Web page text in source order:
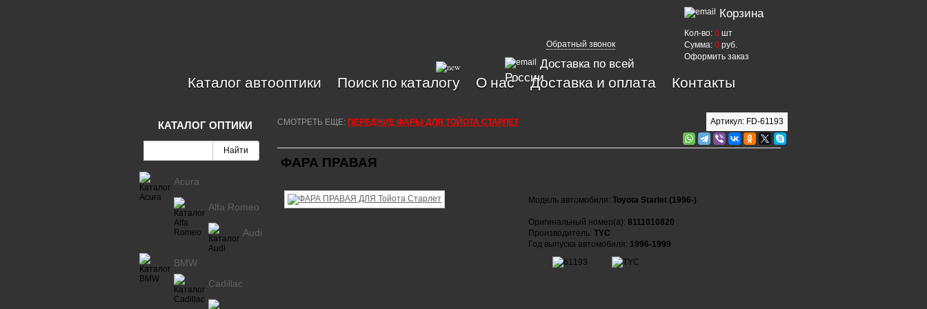
Обратный звонок
Доставка по всей
России
Корзина
Кол-во: 0 шт
Сумма: 0 руб.
Оформить заказ
Каталог автооптики Поиск по каталогу О нас Доставка и оплата Контакты
СМОТРЕТЬ ЕЩЕ: ПЕРЕДНИЕ ФАРЫ ДЛЯ ТОЙОТА СТАРЛЕТ Артикул: FD-61193
ФАРА ПРАВАЯ
Модель автомобиля: Toyota Starlet (1996-)
Оригинальный номер(а): 8111010820
Производитель: TYC
Год выпуска автомобиля: 1996-1999
КАТАЛОГ ОПТИКИ
Acura
Alfa Romeo
Audi
BMW
Cadillac